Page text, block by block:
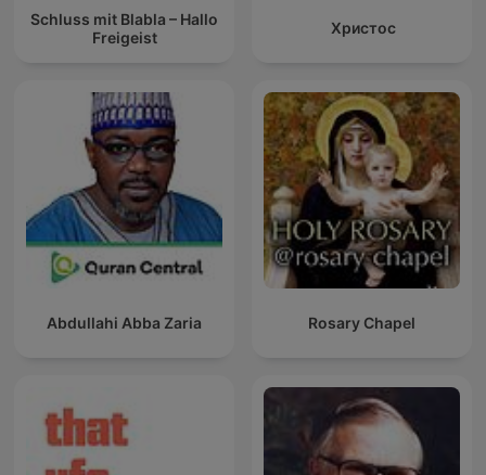
Schluss mit Blabla – Hallo
Freigeist
Христос
Abdullahi Abba Zaria Rosary Chapel